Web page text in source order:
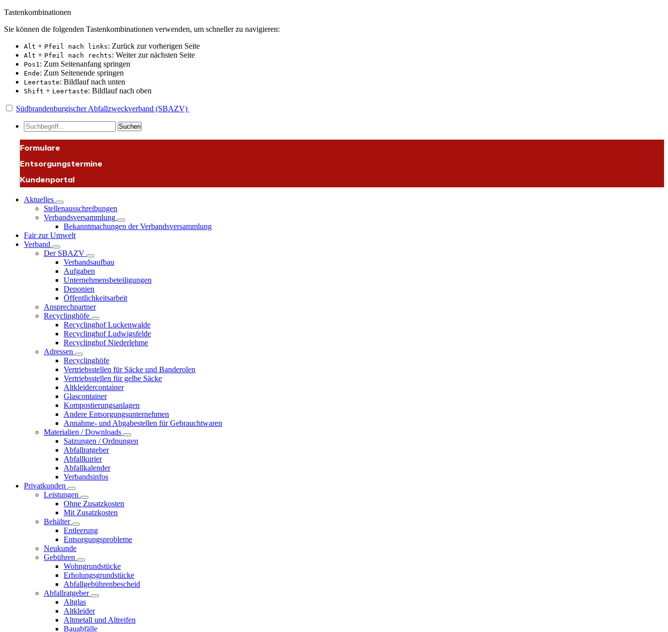
Tastenkombinationen
Sie können die folgenden Tastenkombinationen verwenden, um schneller zu navigieren:
Alt + Pfeil nach links: Zurück zur vorherigen Seite
Alt + Pfeil nach rechts: Weiter zur nächsten Seite
Pos1: Zum Seitenanfang springen
Ende: Zum Seitenende springen
Leertaste: Bildlauf nach unten
Shift + Leertaste: Bildlauf nach oben
Südbrandenburgischer Abfallzweckverband (SBAZV)
Suchen
Formulare
Entsorgungstermine
Kundenportal
Aktuelles
Stellenausschreibungen
Verbandsversammlung
Bekanntmachungen der Verbandsversammlung
Fair zur Umwelt
Verband
Der SBAZV
Verbandsaufbau
Aufgaben
Unternehmensbeteiligungen
Deponien
Öffentlichkeitsarbeit
Ansprechpartner
Recyclinghöfe
Recyclinghof Luckenwalde
Recyclinghof Ludwigsfelde
Recyclinghof Niederlehme
Adressen
Recyclinghöfe
Vertriebsstellen für Säcke und Banderolen
Vertriebsstellen für gelbe Säcke
Altkleidercontainer
Glascontainer
Kompostierungsanlagen
Andere Entsorgungsunternehmen
Annahme- und Abgabestellen für Gebrauchtwaren
Materialien / Downloads
Satzungen / Ordnungen
Abfallratgeber
Abfallkurier
Abfallkalender
Verbandsinfos
Privatkunden
Leistungen
Ohne Zusatzkosten
Mit Zusatzkosten
Behälter
Entleerung
Entsorgungsprobleme
Neukunde
Gebühren
Wohngrundstücke
Erholungsgrundstücke
Abfallgebührenbescheid
Abfallratgeber
Altglas
Altkleider
Altmetall und Altreifen
Bauabfälle